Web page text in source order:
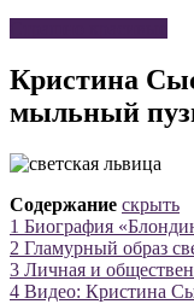
Кристина
мыльный
Содержание скрыть
1 Биография
2 Гламурный образ
3 Личная и
4 Видео: Кристина